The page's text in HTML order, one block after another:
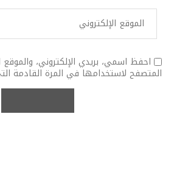
احفظ اسمي، بريدي الإلكتروني،
المتصفح لاستخدامها في المرة القادمة